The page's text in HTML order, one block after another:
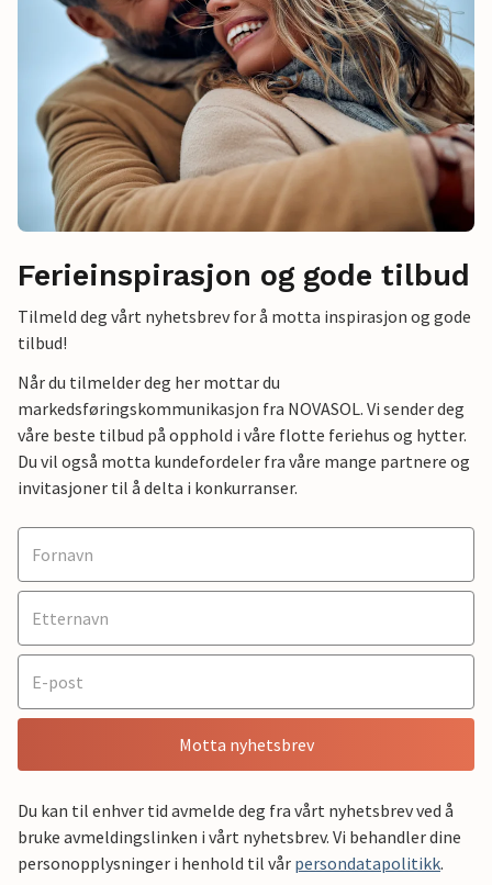
Ferieinspirasjon og gode tilbud
Tilmeld deg vårt nyhetsbrev for å motta inspirasjon og gode
tilbud!
Når du tilmelder deg her mottar du
markedsføringskommunikasjon fra NOVASOL. Vi sender deg
våre beste tilbud på opphold i våre flotte feriehus og hytter.
Du vil også motta kundefordeler fra våre mange partnere og
invitasjoner til å delta i konkurranser.
Motta nyhetsbrev
Du kan til enhver tid avmelde deg fra vårt nyhetsbrev ved å
bruke avmeldingslinken i vårt nyhetsbrev. Vi behandler dine
personopplysninger i henhold til vår persondatapolitikk.